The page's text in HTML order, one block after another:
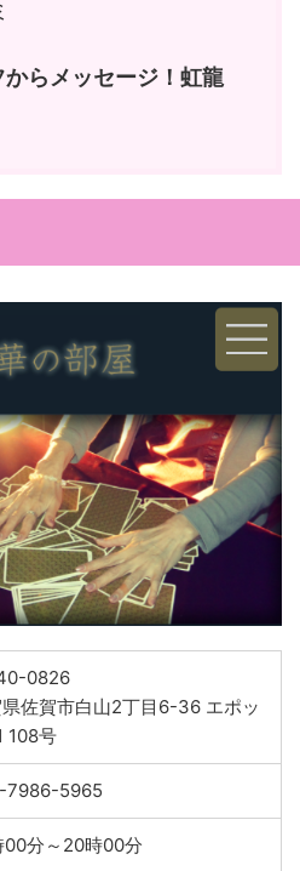
らメッセージ！虹龍
0826
佐賀市白山2丁目6-36 エポッ
108号
7986-5965
00分～20時00分